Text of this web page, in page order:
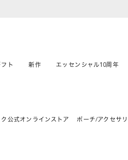
フト 新作 エッセンシャル10周年
ク公式オンラインストア ポーチ/アクセサ